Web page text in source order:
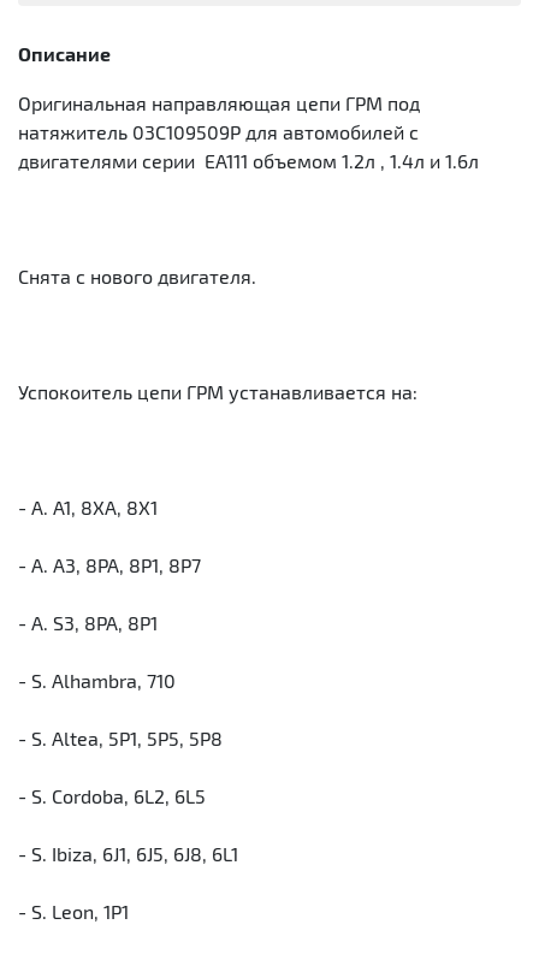
Описание
Оригинальная направляющая цепи ГРМ под
натяжитель 03C109509P для автомобилей с
двигателями серии EA111 объемом 1.2л , 1.4л и 1.6л
Снята с нового двигателя.
Успокоитель цепи ГРМ устанавливается на:
- A. A1, 8XA, 8X1
- A. A3, 8PA, 8P1, 8P7
- A. S3, 8PA, 8P1
- S. Alhambra, 710
- S. Altea, 5P1, 5P5, 5P8
- S. Cordoba, 6L2, 6L5
- S. Ibiza, 6J1, 6J5, 6J8, 6L1
- S. Leon, 1P1